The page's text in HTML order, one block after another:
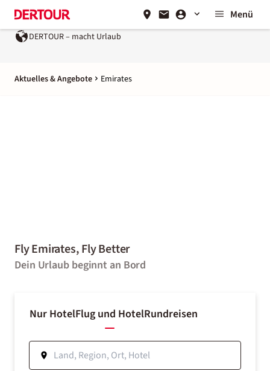
Menü
DERTOUR – macht Urlaub
Aktuelles & Angebote Emirates
Fly Emirates, Fly Better
Dein Urlaub beginnt an Bord
Nur HotelFlug und HotelRundreisen